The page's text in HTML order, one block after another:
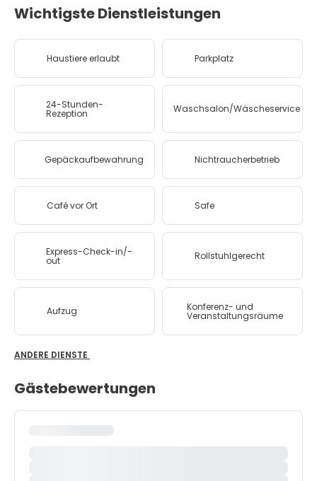
Wichtigste Dienstleistungen
Haustiere erlaubt Parkplatz
24-Stunden-
Rezeption Waschsalon/Wäscheservice
Gepäckaufbewahrung Nichtraucherbetrieb
Café vor Ort Safe
Express-Check-in/-
out Rollstuhlgerecht
Aufzug Konferenz- und
Veranstaltungsräume
ANDERE DIENSTE
Gästebewertungen